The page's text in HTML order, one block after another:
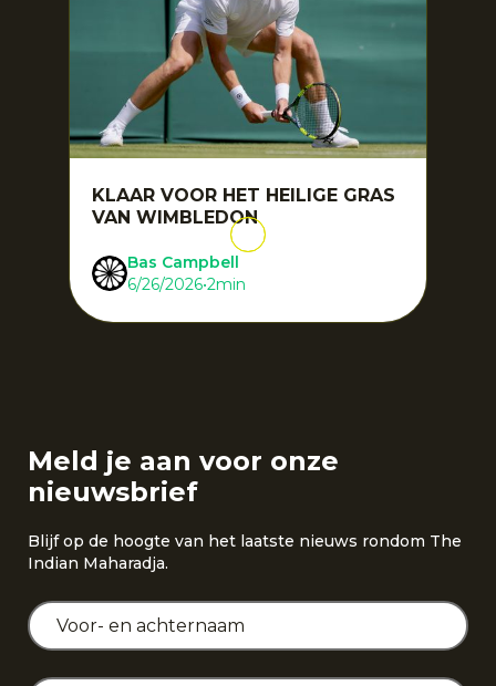
KLAAR VOOR HET HEILIGE GRAS
VAN WIMBLEDON
Bas Campbell
6/26/2026•2min
Meld je aan voor onze
nieuwsbrief
Blijf op de hoogte van het laatste nieuws rondom The
Indian Maharadja.